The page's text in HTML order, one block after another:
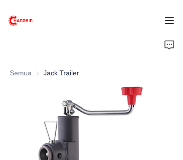
Semua Jack Trailer
Dukungan